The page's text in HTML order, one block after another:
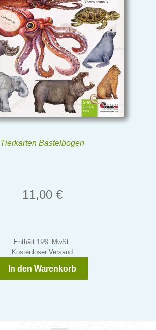
Tierkarten Bastelbogen
11,00 €
Enthält 19% MwSt.
Kostenloser Versand
In den Warenkorb